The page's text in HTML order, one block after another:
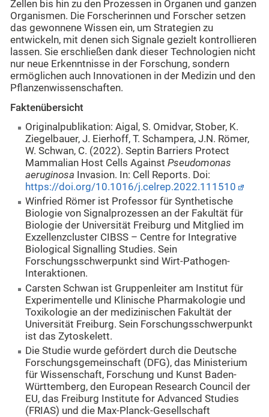
Zellen bis hin zu den Prozessen in Organen und ganzen
Organismen. Die Forscherinnen und Forscher setzen
das gewonnene Wissen ein, um Strategien zu
entwickeln, mit denen sich Signale gezielt kontrollieren
lassen. Sie erschließen dank dieser Technologien nicht
nur neue Erkenntnisse in der Forschung, sondern
ermöglichen auch Innovationen in der Medizin und den
Pflanzenwissenschaften.
Faktenübersicht
Originalpublikation: Aigal, S. Omidvar, Stober, K.
Ziegelbauer, J. Eierhoff, T. Schampera, J.N. Römer,
W. Schwan, C. (2022). Septin Barriers Protect
Mammalian Host Cells AgainstPseudomonas
aeruginosa Invasion. In: Cell Reports. Doi:
https://doi.org/10.1016/j.celrep.2022.111510
Winfried Römer ist Professor für Synthetische
Biologie von Signalprozessen an der Fakultät für
Biologie der Universität Freiburg und Mitglied im
Exzellenzcluster CIBSS – Centre for Integrative
Biological Signalling Studies. Sein
Forschungsschwerpunkt sind Wirt-Pathogen-
Interaktionen.
Carsten Schwan ist Gruppenleiter am Institut für
Experimentelle und Klinische Pharmakologie und
Toxikologie an der medizinischen Fakultät der
Universität Freiburg. Sein Forschungsschwerpunkt
ist das Zytoskelett.
Die Studie wurde gefördert durch die Deutsche
Forschungsgemeinschaft (DFG), das Ministerium
für Wissenschaft, Forschung und Kunst Baden-
Württemberg, den European Research Council der
EU, das Freiburg Institute for Advanced Studies
(FRIAS) und die Max-Planck-Gesellschaft